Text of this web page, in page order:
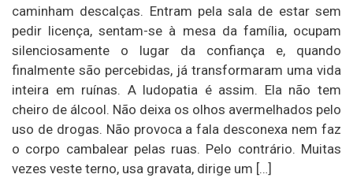
caminham descalças. Entram pela sala de estar sem
pedir licença, sentam-se à mesa da família, ocupam
silenciosamente o lugar da confiança e, quando
finalmente são percebidas, já transformaram uma vida
inteira em ruínas. A ludopatia é assim. Ela não tem
cheiro de álcool. Não deixa os olhos avermelhados pelo
uso de drogas. Não provoca a fala desconexa nem faz
o corpo cambalear pelas ruas. Pelo contrário. Muitas
vezes veste terno, usa gravata, dirige um […]